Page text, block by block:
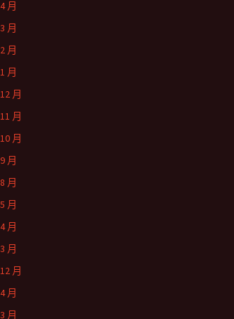
月
月
月
月
月
月
月
月
月
月
月
月
月
月
月